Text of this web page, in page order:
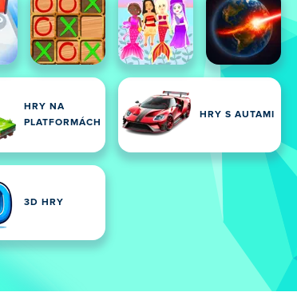
HRY NA
PLATFORMÁCH
HRY S AUTAMI
3D HRY